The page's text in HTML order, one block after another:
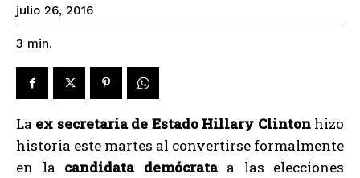
julio 26, 2016
3 min.
La ex secretaria de Estado Hillary Clintonhizo
historia este martes al convertirse formalmente
en la candidata demócrataa las elecciones